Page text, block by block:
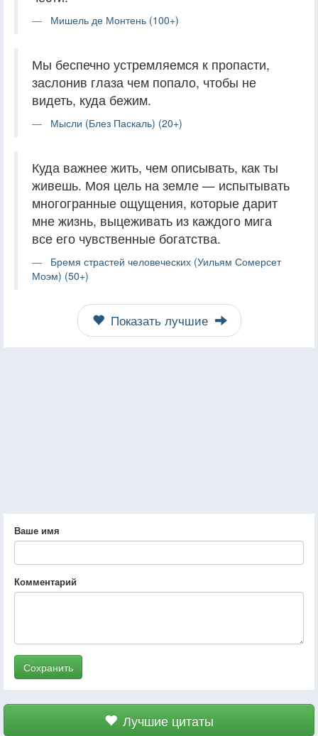
Мишель де Монтень (100+)
Мы беспечно устремляемся к пропасти,
заслонив глаза чем попало, чтобы не
видеть, куда бежим.
Мысли (Блез Паскаль) (20+)
Куда важнее жить, чем описывать, как ты
живешь. Моя цель на земле — испытывать
многогранные ощущения, которые дарит
мне жизнь, выцеживать из каждого мига
все его чувственные богатства.
Бремя страстей человеческих (Уильям Сомерсет
Моэм) (50+)
Показать лучшие
Ваше имя
Комментарий
Сохранить
Лучшие цитаты